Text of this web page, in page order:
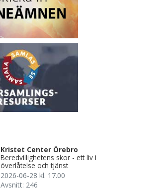
Kristet Center Örebro
Beredvillighetens skor - ett liv i
överlåtelse och tjänst
2026-06-28 kl. 17.00
Avsnitt: 246